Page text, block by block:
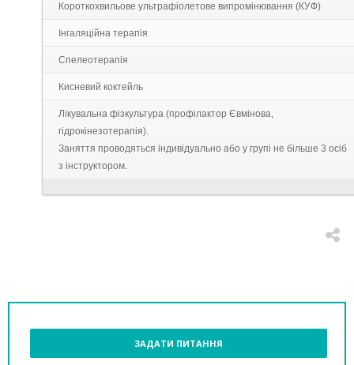
Короткохвильове ультрафіолетове випромінювання (КУФ)
Інгаляційна терапія
Спелеотерапія
Кисневий коктейль
Лікувальна фізкультура (профілактор Євмінова,
гідрокінезотерапія).
Заняття проводяться індивідуально або у групі не більше 3 осіб
з інструктором.
ЗАДАТИ ПИТАННЯ